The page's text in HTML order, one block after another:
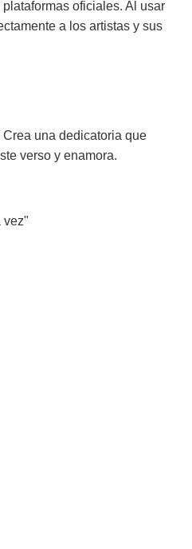
oficiales. Al usar
a los artistas y sus
una dedicatoria que
verso y enamora.
vez"